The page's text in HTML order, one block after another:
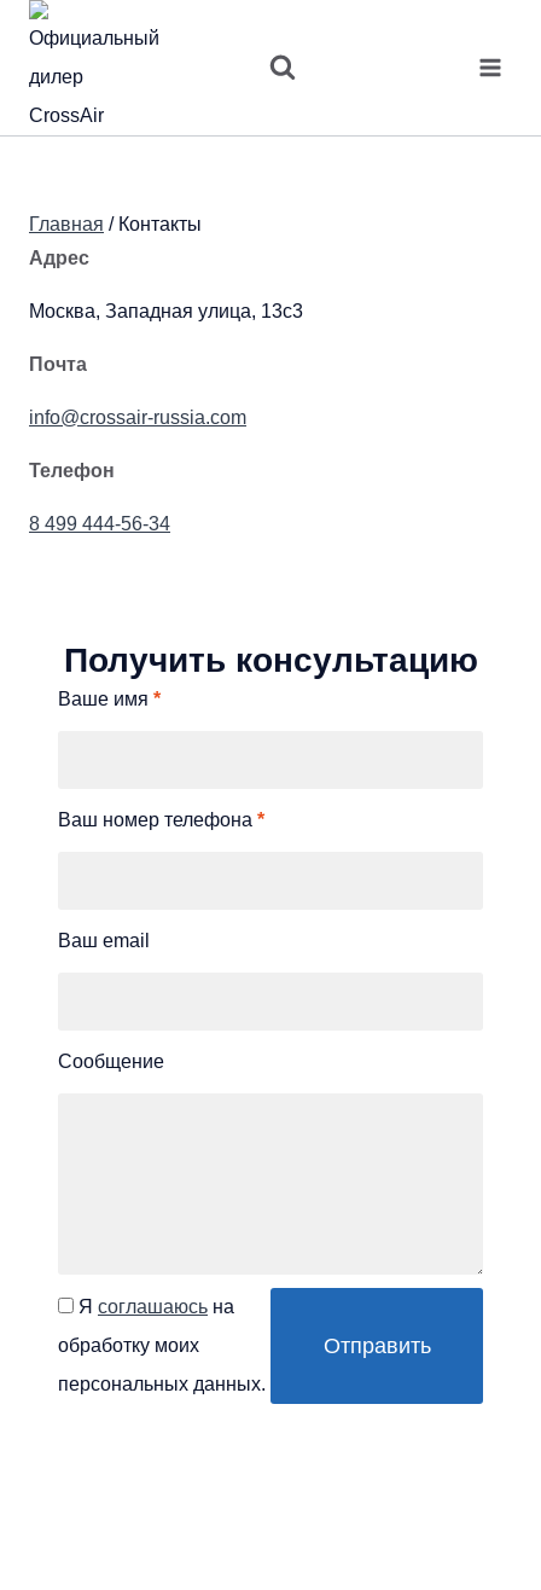
Перейти
Главная / Контакты
Адрес
Москва, Западная улица, 13с3
Почта
info@crossair-russia.com
Телефон
8 499 444-56-34
Получить консультацию
Ваше имя *
Ваш номер телефона *
Ваш email
Сообщение
Я соглашаюсь на
обработку моих
персональных данных.